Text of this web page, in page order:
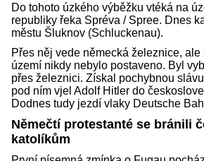
Do tohoto úzkého výběžku vtéká na
republiky řeka Spréva / Spree. Dnes
městu Šluknov (Schluckenau).
Přes něj vede německá železnice,
území nikdy nebylo postaveno. Byl
přes železnici. Získal pochybnou
pod ním vjel Adolf Hitler do
Dodnes tudy jezdí vlaky Deutsche
Němečtí protestanté se bránili
katolíkům